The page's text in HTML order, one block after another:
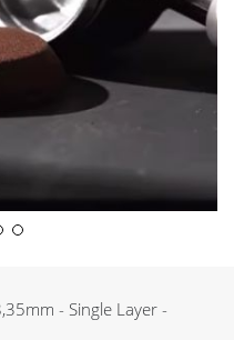
- Single Layer -